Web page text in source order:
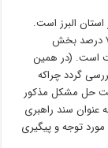
البرز است.
ترکیب مصرف آب در استان نیز به این صورت بوده که ۷۵ درصد بخش
بخش صنعت است. (در همین
گردد چراکه
است). در جهت حل مشکل مذکور
عنوان سند راهبری
توجه و پیگیری